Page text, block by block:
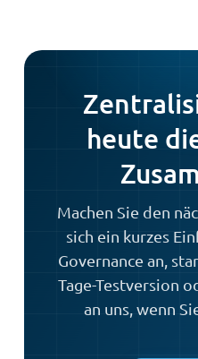
heute
Machen Sie den
sich ein kurzes
Governance an,
Tage-Testversion
an uns, wenn